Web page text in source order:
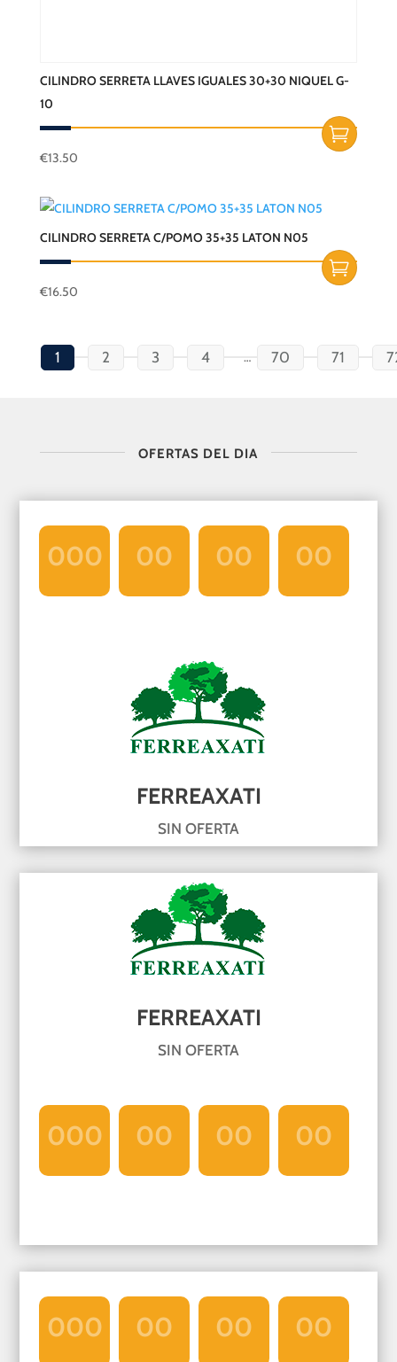
CILINDRO SERRETA LLAVES IGUALES 30+30 NIQUEL G-
10
€13.50
CILINDRO SERRETA C/POMO 35+35 LATON N05
€16.50
1 2 3 4 … 70 71
OFERTAS DEL DIA
000 00 00 00
FERREAXATI
SIN OFERTA
FERREAXATI
SIN OFERTA
000 00 00 00
000 00 00 00